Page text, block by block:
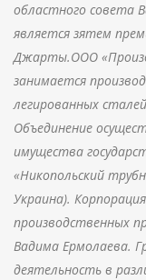
областного совета
является зятем
Джарты.ООО
занимается
легированных
Объединение
имущества
«Никопольский
Украина).
производственных
Вадима Ермолаева.
деятельность в